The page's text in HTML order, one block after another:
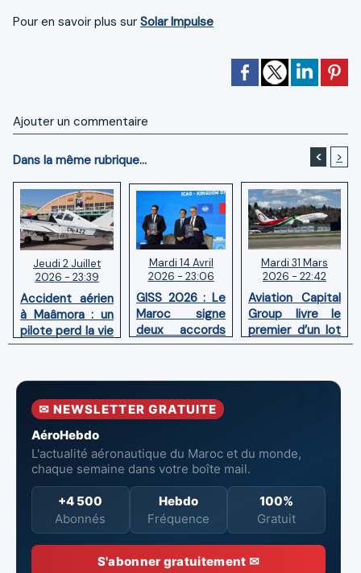
Pour en savoir plus sur Solar Impulse
Ajouter un commentaire
Dans la même rubrique... < >
Jeudi 2 Juillet
2026 - 23:39
Accident aérien
à Maâmora : un
pilote perd la vie
en combat
incendie
Mardi 14 Avril
2026 - 23:06
GISS 2026 : Le
Maroc signe
deux accords
avec l'OACI
la surveillance
aériennes.
Mardi 31 Mars
2026 - 22:42
Aviation Capital
Group livre le
premier d’un lot
de six Boeing
neufs à Royal Air
✉ NEWSLETTER GRATUITE
AéroHebdo
L'actualité aéronautique du Maroc et du monde,
chaque semaine dans votre boîte mail.
+4 500
Abonnés
Hebdo
Fréquence
100%
Gratuit
S'abonner gratuitement ✉